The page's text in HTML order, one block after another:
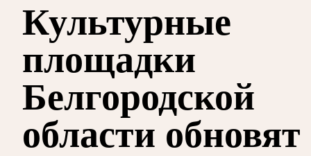
Культурные
площадки
Белгородской
области обновят